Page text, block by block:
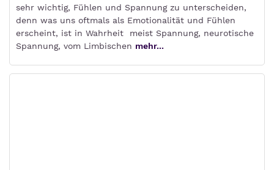
sehr wichtig, Fühlen und Spannung zu unterscheiden,
denn was uns oftmals als Emotionalität und Fühlen
erscheint, ist in Wahrheit meist Spannung, neurotische
Spannung, vom Limbischen mehr...